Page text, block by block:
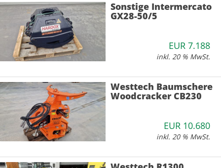
Sonstige Intermercato
GX28-50/5
EUR 7.188
inkl. 20 % MwSt.
Westtech Baumschere
Woodcracker CB230
EUR 10.680
inkl. 20 % MwSt.